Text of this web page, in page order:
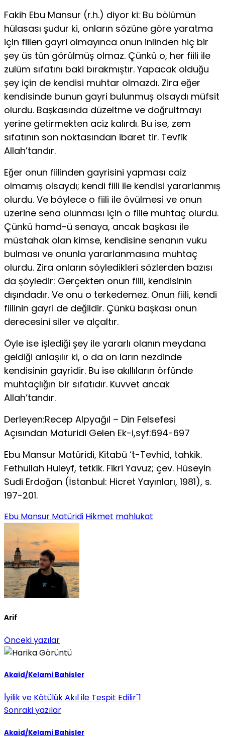
Fakih Ebu Mansur (r.h.) diyor ki: Bu bölümün
hülasası şudur ki, onların sözüne göre yaratma
için fiilen gayri olmayınca onun inlinden hiç bir
şey üs­ tün görülmüş olmaz. Çünkü o, her fiili ile
zulüm sıfatını baki bırakmıştır. Ya­pacak olduğu
şey için de kendisi muhtar olmazdı. Zira eğer
kendisinde bunun gayri bulunmuş olsaydı müfsit
olurdu. Başkasında düzeltme ve doğrultmayı
yerine getirmekten aciz kalırdı. Bu ise, zem
sıfatının son noktasından ibaret­ tir. Tevfik
Allah’tandır.
Eğer onun fiilinden gayrisini yapması caiz
olmamış olsaydı; kendi fiili ile kendisi yararlanmış
olurdu. Ve böylece o fiili ile övülmesi ve onun
üzerine se­na olunması için o fiile muhtaç olurdu.
Çünkü hamd-ü senaya, ancak başkası ile
müstahak olan kimse, kendisine senanın vuku
bulması ve onunla yararlan­masına muhtaç
olurdu. Zira onların söyledikleri sözlerden bazısı
da şöyledir: Gerçekten onun fiili, kendisinin
dışındadır. Ve onu o terkedemez. Onun fiili, kendi
fiilinin gayri de değildir. Çünkü başkası onun
derecesini siler ve alçaltır.
Öyle ise işlediği şey ile yararlı olanın meydana
geldiği anlaşılır ki, o da on­ ların nezdinde
kendisinin gayridir. Bu ise akıllıların örfünde
muhtaçlığın bir sıfatıdır. Kuvvet ancak
Allah’tandır.
Derleyen:Recep Alpyağıl – Din Felsefesi
Açısından Maturidi Gelen Ek-i,syf:694-697
Ebu Mansur Matüridi, Kitabü ‘t-Tevhid, tahkik.
Fethullah Huleyf, tetkik. Fikri Yavuz; çev. Hüseyin
Sudi Erdoğan (İstanbul: Hicret Yayınları, 1981), s.
197-201.
Ebu Mansur Matüridi Hikmet mahlukat
Arif
Önceki yazılar
Akaid/Kelami Bahisler
İyilik ve Kötülük Akıl ile Tespit Edilir"1
Sonraki yazılar
Akaid/Kelami Bahisler